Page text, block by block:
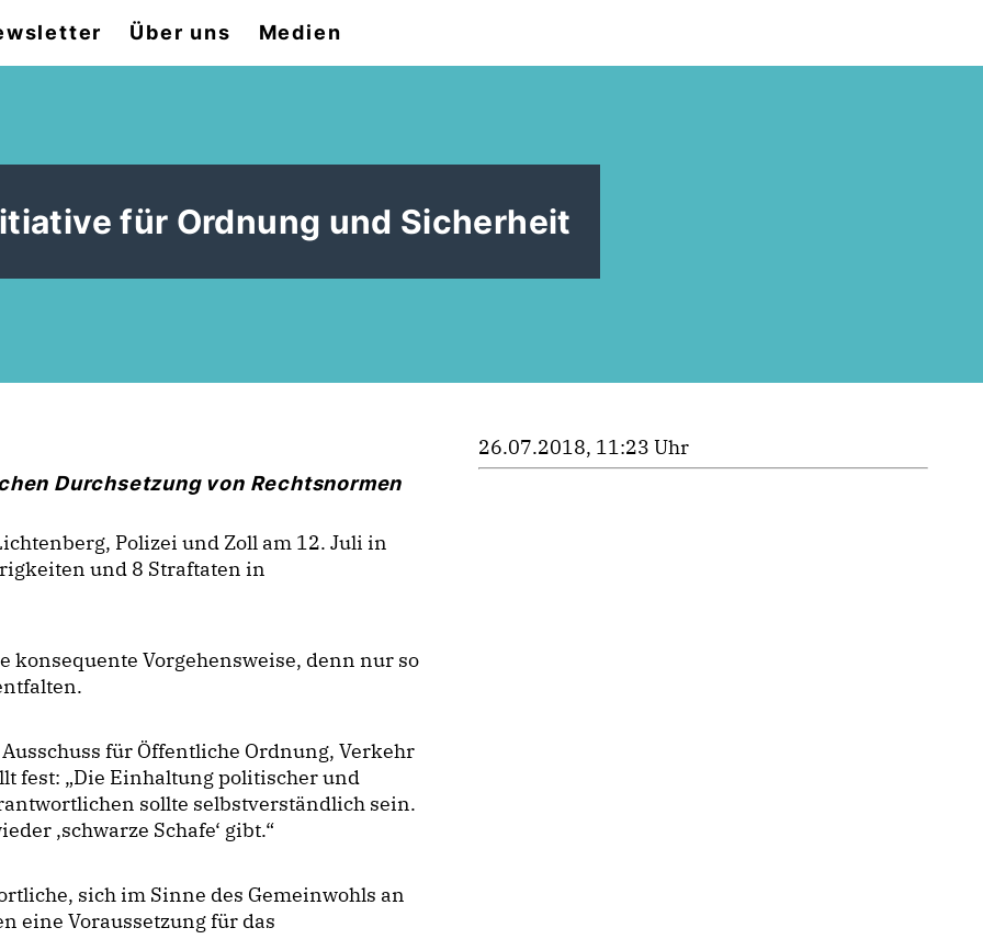
Über uns Medien
für Ordnung und Sicherheit
Durchsetzung von Rechtsnormen
Polizei und Zoll am 12. Juli in
und 8 Straftaten in
Vorgehensweise, denn nur so
für Öffentliche Ordnung, Verkehr
fest: „Die Einhaltung politischer und
sollte selbstverständlich sein.
‚schwarze Schafe‘ gibt.“
sich im Sinne des Gemeinwohls an
eine Voraussetzung für das
26.07.2018, 11:23 Uhr